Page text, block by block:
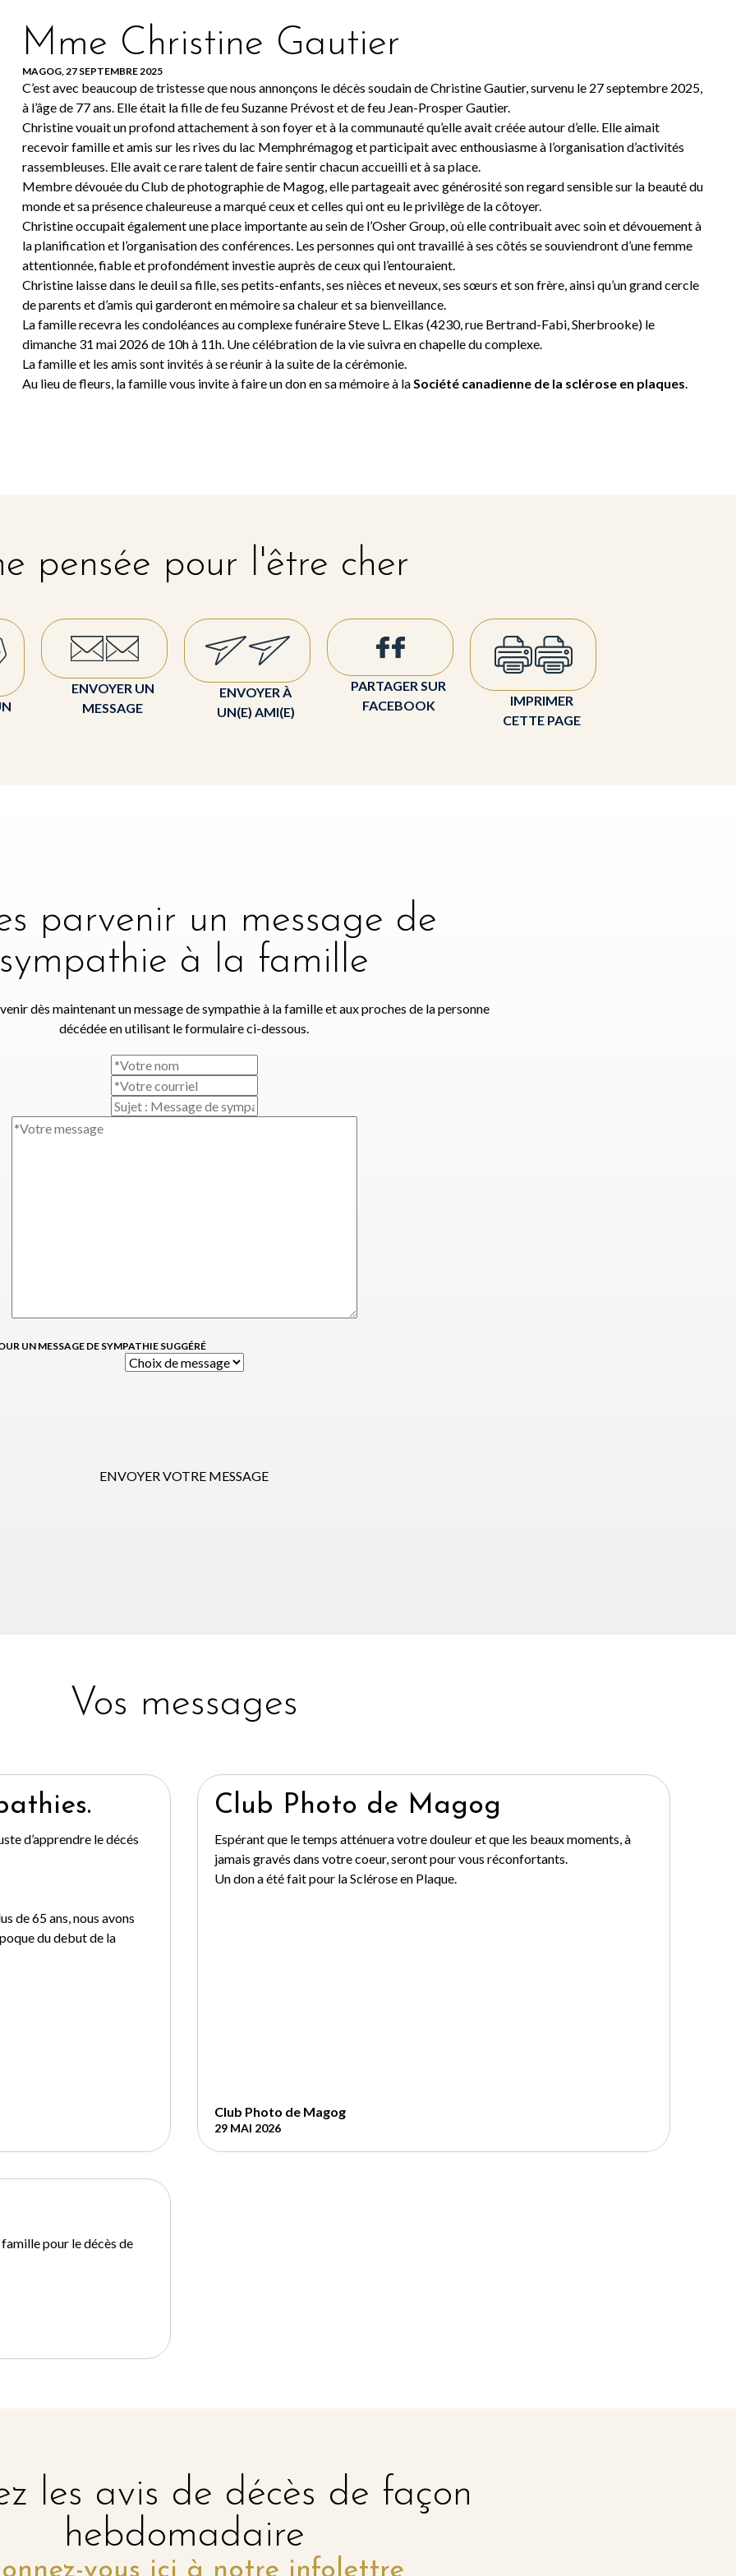
Mme Christine Gautier
MAGOG, 27 SEPTEMBRE 2025
C’est avec beaucoup de tristesse que nous annonçons le décès soudain de Christine Gautier, survenu le 27 septembre 2025,
à l’âge de 77 ans. Elle était la fille de feu Suzanne Prévost et de feu Jean-Prosper Gautier.
Christine vouait un profond attachement à son foyer et à la communauté qu’elle avait créée autour d’elle. Elle aimait
recevoir famille et amis sur les rives du lac Memphrémagog et participait avec enthousiasme à l’organisation d’activités
rassembleuses. Elle avait ce rare talent de faire sentir chacun accueilli et à sa place.
Membre dévouée du Club de photographie de Magog, elle partageait avec générosité son regard sensible sur la beauté du
monde et sa présence chaleureuse a marqué ceux et celles qui ont eu le privilège de la côtoyer.
Christine occupait également une place importante au sein de l’Osher Group, où elle contribuait avec soin et dévouement à
la planification et l’organisation des conférences. Les personnes qui ont travaillé à ses côtés se souviendront d’une femme
attentionnée, fiable et profondément investie auprès de ceux qui l’entouraient.
Christine laisse dans le deuil sa fille, ses petits-enfants, ses nièces et neveux, ses sœurs et son frère, ainsi qu’un grand cercle
de parents et d’amis qui garderont en mémoire sa chaleur et sa bienveillance.
La famille recevra les condoléances au complexe funéraire Steve L. Elkas (4230, rue Bertrand-Fabi, Sherbrooke) le
dimanche 31 mai 2026 de 10h à 11h. Une célébration de la vie suivra en chapelle du complexe.
La famille et les amis sont invités à se réunir à la suite de la cérémonie.
Au lieu de fleurs, la famille vous invite à faire un don en sa mémoire à laSociété canadienne de la sclérose en plaques.
pensée pour l'être cher
ENVOYER UN
MESSAGE
ENVOYER À
UN(E) AMI(E)
PARTAGER SUR
FACEBOOK
IMPRIMER
CETTE PAGE
parvenir un message de
sympathie à la famille
dès maintenant un message de sympathie à la famille et aux proches de la personne
décédée en utilisant le formulaire ci-dessous.
UN MESSAGE DE SYMPATHIE SUGGÉRÉ
ENVOYER VOTRE MESSAGE
Vos messages
d’apprendre le décés
de 65 ans, nous avons
du debut de la
Club Photo de Magog
Espérant que le temps atténuera votre douleur et que les beaux moments, à
jamais gravés dans votre coeur, seront pour vous réconfortants.
Un don a été fait pour la Sclérose en Plaque.
Club Photo de Magog
29 MAI 2026
pour le décès de
les avis de décès de façon
hebdomadaire